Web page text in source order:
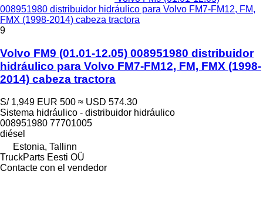
008951980 distribuidor hidráulico para Volvo FM7-FM12, FM,
FMX (1998-2014) cabeza tractora
9
Volvo FM9 (01.01-12.05) 008951980 distribuidor
hidráulico para Volvo FM7-FM12, FM, FMX (1998-
2014) cabeza tractora
S/ 1,949 EUR 500 ≈ USD 574.30
Sistema hidráulico - distribuidor hidráulico
008951980 77701005
diésel
Estonia, Tallinn
TruckParts Eesti OÜ
Contacte con el vendedor